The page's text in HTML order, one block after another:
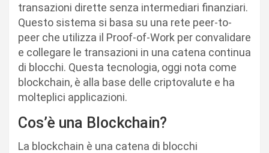
transazioni dirette senza intermediari finanziari.
Questo sistema si basa su una rete peer-to-
peer che utilizza il Proof-of-Work per convalidare
e collegare le transazioni in una catena continua
di blocchi. Questa tecnologia, oggi nota come
blockchain, è alla base delle criptovalute e ha
molteplici applicazioni.
Cos’è una Blockchain?
La blockchain è una catena di blocchi